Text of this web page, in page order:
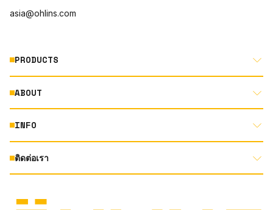
asia@ohlins.com
PRODUCTS
MOTORCYCLE
AUTOMOTIVE
ABOUT
ABOUT US
RACING
TERMS AND CONDITIONS
INFO
DOCUMENT LIBRARY
ติดต่อเรา
INSTAGRAM